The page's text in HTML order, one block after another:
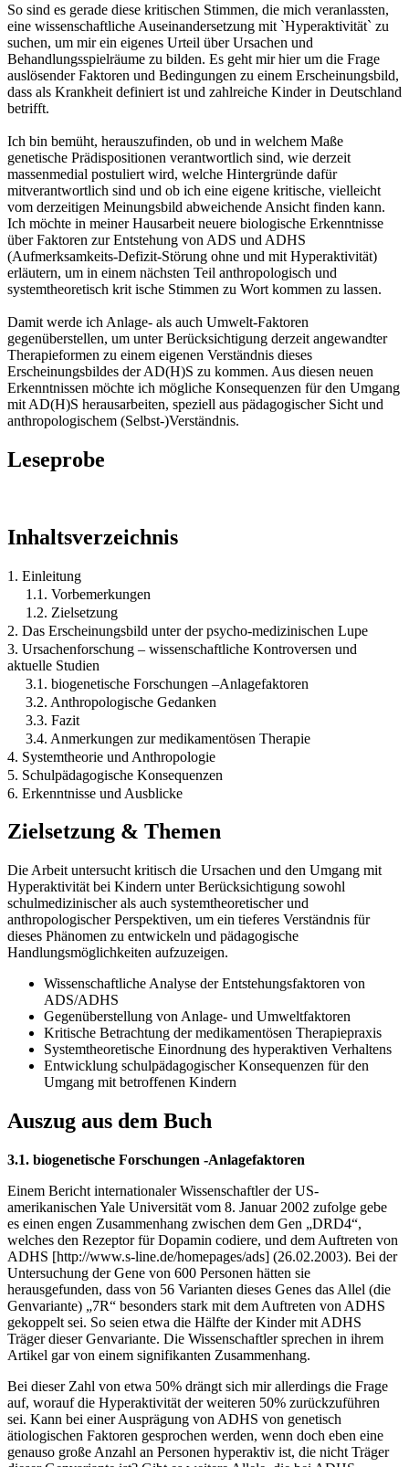
So sind es gerade diese kritischen Stimmen, die mich veranlassten,
eine wissenschaftliche Auseinandersetzung mit `Hyperaktivität` zu
suchen, um mir ein eigenes Urteil über Ursachen und
Behandlungsspielräume zu bilden. Es geht mir hier um die Frage
auslösender Faktoren und Bedingungen zu einem Erscheinungsbild,
dass als Krankheit definiert ist und zahlreiche Kinder in Deutschland
betrifft.
Ich bin bemüht, herauszufinden, ob und in welchem Maße
genetische Prädispositionen verantwortlich sind, wie derzeit
massenmedial postuliert wird, welche Hintergründe dafür
mitverantwortlich sind und ob ich eine eigene kritische, vielleicht
vom derzeitigen Meinungsbild abweichende Ansicht finden kann.
Ich möchte in meiner Hausarbeit neuere biologische Erkenntnisse
über Faktoren zur Entstehung von ADS und ADHS
(Aufmerksamkeits-Defizit-Störung ohne und mit Hyperaktivität)
erläutern, um in einem nächsten Teil anthropologisch und
systemtheoretisch krit ische Stimmen zu Wort kommen zu lassen.
Damit werde ich Anlage- als auch Umwelt-Faktoren
gegenüberstellen, um unter Berücksichtigung derzeit angewandter
Therapieformen zu einem eigenen Verständnis dieses
Erscheinungsbildes der AD(H)S zu kommen. Aus diesen neuen
Erkenntnissen möchte ich mögliche Konsequenzen für den Umgang
mit AD(H)S herausarbeiten, speziell aus pädagogischer Sicht und
anthropologischem (Selbst-)Verständnis.
Leseprobe
Inhaltsverzeichnis
1. Einleitung
1.1. Vorbemerkungen
1.2. Zielsetzung
2. Das Erscheinungsbild unter der psycho-medizinischen Lupe
3. Ursachenforschung – wissenschaftliche Kontroversen und
aktuelle Studien
3.1. biogenetische Forschungen –Anlagefaktoren
3.2. Anthropologische Gedanken
3.3. Fazit
3.4. Anmerkungen zur medikamentösen Therapie
4. Systemtheorie und Anthropologie
5. Schulpädagogische Konsequenzen
6. Erkenntnisse und Ausblicke
Zielsetzung & Themen
Die Arbeit untersucht kritisch die Ursachen und den Umgang mit
Hyperaktivität bei Kindern unter Berücksichtigung sowohl
schulmedizinischer als auch systemtheoretischer und
anthropologischer Perspektiven, um ein tieferes Verständnis für
dieses Phänomen zu entwickeln und pädagogische
Handlungsmöglichkeiten aufzuzeigen.
Wissenschaftliche Analyse der Entstehungsfaktoren von
ADS/ADHS
Gegenüberstellung von Anlage- und Umweltfaktoren
Kritische Betrachtung der medikamentösen Therapiepraxis
Systemtheoretische Einordnung des hyperaktiven Verhaltens
Entwicklung schulpädagogischer Konsequenzen für den
Umgang mit betroffenen Kindern
Auszug aus dem Buch
3.1. biogenetische Forschungen -Anlagefaktoren
Einem Bericht internationaler Wissenschaftler der US-
amerikanischen Yale Universität vom 8. Januar 2002 zufolge gebe
es einen engen Zusammenhang zwischen dem Gen „DRD4“,
welches den Rezeptor für Dopamin codiere, und dem Auftreten von
ADHS [http://www.s-line.de/homepages/ads] (26.02.2003). Bei der
Untersuchung der Gene von 600 Personen hätten sie
herausgefunden, dass von 56 Varianten dieses Genes das Allel (die
Genvariante) „7R“ besonders stark mit dem Auftreten von ADHS
gekoppelt sei. So seien etwa die Hälfte der Kinder mit ADHS
Träger dieser Genvariante. Die Wissenschaftler sprechen in ihrem
Artikel gar von einem signifikanten Zusammenhang.
Bei dieser Zahl von etwa 50% drängt sich mir allerdings die Frage
auf, worauf die Hyperaktivität der weiteren 50% zurückzuführen
sei. Kann bei einer Ausprägung von ADHS von genetisch
ätiologischen Faktoren gesprochen werden, wenn doch eben eine
genauso große Anzahl an Personen hyperaktiv ist, die nicht Träger